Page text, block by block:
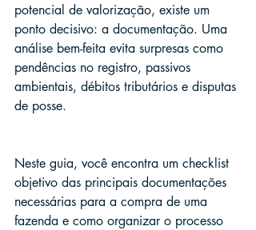
potencial de valorização, existe um
ponto decisivo: a documentação. Uma
análise bem-feita evita surpresas como
pendências no registro, passivos
ambientais, débitos tributários e disputas
de posse.
Neste guia, você encontra um checklist
objetivo das principais documentações
necessárias para a compra de uma
fazenda e como organizar o processo